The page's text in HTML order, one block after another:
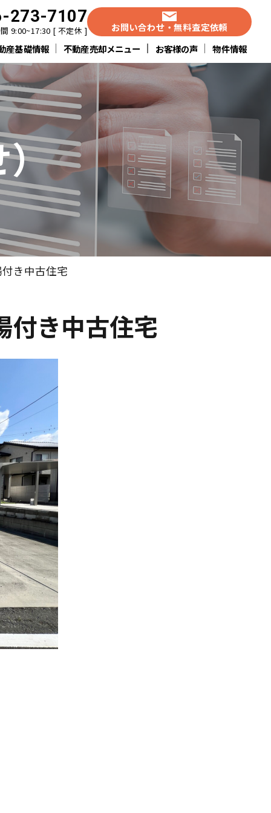
273-7107
9:00~17:30 [ 不定休 ]
お問い合わせ・無料査定依頼
産基礎情報 不動産売却メニュー お客様の声 物件情報
）
付き中古住宅
付き中古住宅